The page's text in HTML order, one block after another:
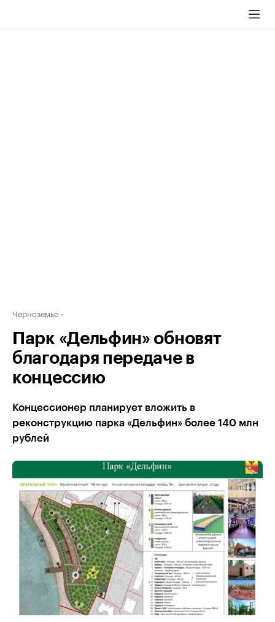
Черноземье
Парк «Дельфин» обновят
благодаря передаче в
концессию
Концессионер планирует вложить в
реконструкцию парка «Дельфин» более 140 млн
рублей